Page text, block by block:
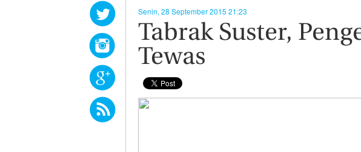
Senin, 28 September 2015 21:23
Tabrak Suster,
Tewas